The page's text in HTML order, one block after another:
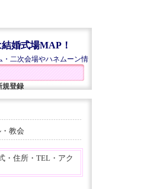
婚式場MAP！
二次会場やハネムーン情
規登録
教会
・住所・TEL・アク